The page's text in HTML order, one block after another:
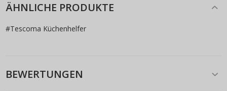
ÄHNLICHE PRODUKTE
#Tescoma Küchenhelfer
BEWERTUNGEN